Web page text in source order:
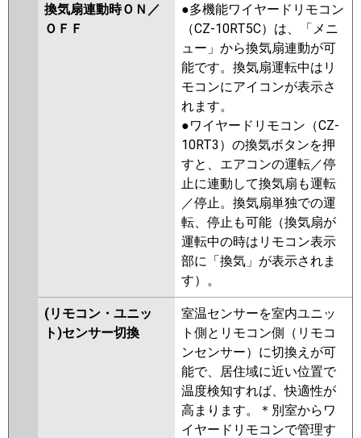
換気扇連動時ＯＮ／
ＯＦＦ
●多機能ワイヤードリモコン
（CZ-10RT5C）は、「メニ
ュー」から換気扇連動が可
能です。換気扇運転中はリ
モコンにアイコンが表示さ
れます。
●ワイヤードリモコン（CZ-
10RT3）の換気ボタンを押
すと、エアコンの運転／停
止に連動して換気扇も運転
／停止。換気扇単独での運
転、停止も可能（換気扇が
運転中の時はリモコン表示
部に「換気」が表示されま
す）。
(リモコン・ユニッ
ト)センサー切換
室温センサーを室内ユニッ
ト側とリモコン側（リモコ
ンセンサー）に切換えが可
能で、居住域に近い位置で
温度検知すれば、快適性が
高まります。＊別室からワ
イヤードリモコンで管理す